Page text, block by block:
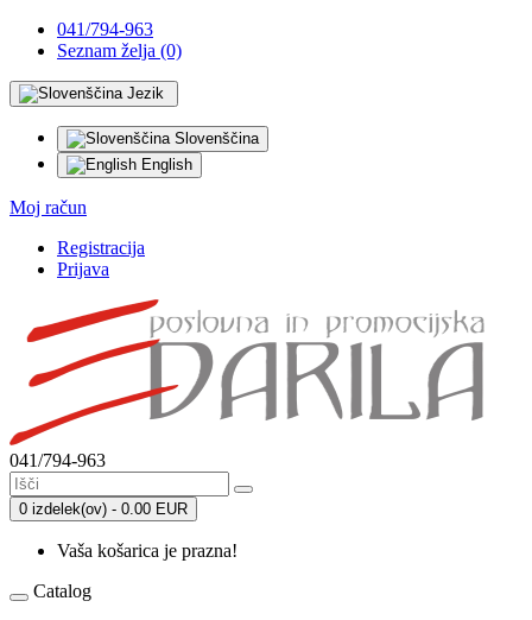
041/794-963
Seznam želja (0)
Jezik
Slovenščina
English
Moj račun
Registracija
Prijava
041/794-963
0 izdelek(ov) - 0.00 EUR
Vaša košarica je prazna!
Catalog